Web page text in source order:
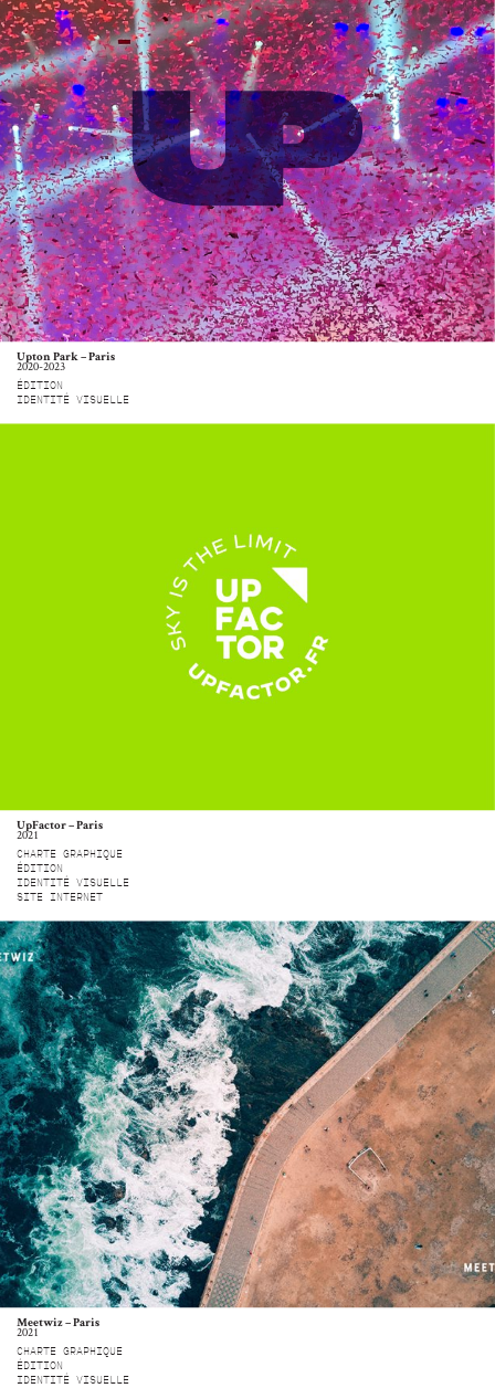
Upton Park – Paris
2020-2023
ÉDITION
IDENTITÉ VISUELLE
UpFactor – Paris
2021
CHARTE GRAPHIQUE
ÉDITION
IDENTITÉ VISUELLE
SITE INTERNET
Meetwiz – Paris
2021
CHARTE GRAPHIQUE
ÉDITION
IDENTITÉ VISUELLE